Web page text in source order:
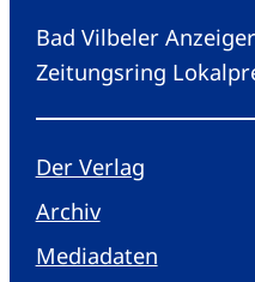
Bad Vilbeler
Zeitungsring
Der Verlag
Archiv
Mediadaten